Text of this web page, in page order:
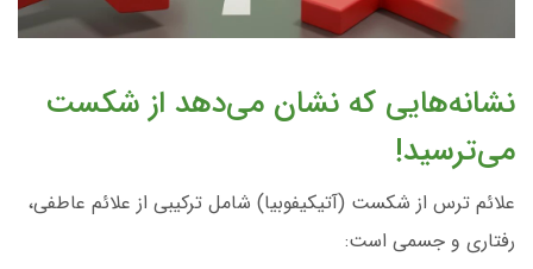
نشانه‌هایی که نشان می‌دهد از شکست
می‌ترسید!
علائم ترس از شکست (آتیکیفوبیا) شامل ترکیبی از علائم عاطفی،
رفتاری و جسمی است: